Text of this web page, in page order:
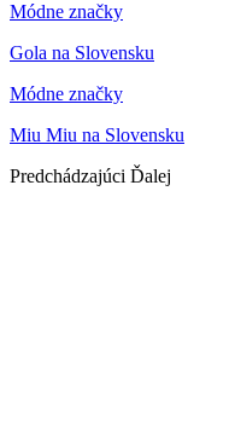
Módne značky
Gola na Slovensku
Módne značky
Miu Miu na Slovensku
Predchádzajúci Ďalej